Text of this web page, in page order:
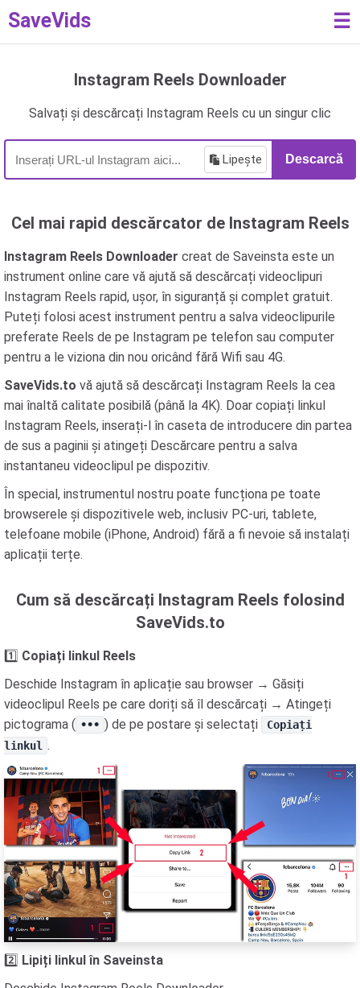
SaveVids ☰
Instagram Reels Downloader
Salvați și descărcați Instagram Reels cu un singur clic
Lipește Descarcă
Cel mai rapid descărcator de Instagram Reels
Instagram Reels Downloader creat de Saveinsta este un
instrument online care vă ajută să descărcați videoclipuri
Instagram Reels rapid, ușor, în siguranță și complet gratuit.
Puteți folosi acest instrument pentru a salva videoclipurile
preferate Reels de pe Instagram pe telefon sau computer
pentru a le viziona din nou oricând fără Wifi sau 4G.
SaveVids.to vă ajută să descărcați Instagram Reels la cea
mai înaltă calitate posibilă (până la 4K). Doar copiați linkul
Instagram Reels, inserați-l în caseta de introducere din partea
de sus a paginii și atingeți Descărcare pentru a salva
instantaneu videoclipul pe dispozitiv.
În special, instrumentul nostru poate funcționa pe toate
browserele și dispozitivele web, inclusiv PC-uri, tablete,
telefoane mobile (iPhone, Android) fără a fi nevoie să instalați
aplicații terțe.
Cum să descărcați Instagram Reels folosind
SaveVids.to
1️⃣ Copiați linkul Reels
Deschide Instagram în aplicație sau browser → Găsiți
videoclipul Reels pe care doriți să îl descărcați → Atingeți
pictograma ( ••• ) de pe postare și selectați
Copiați
linkul .
2️⃣ Lipiți linkul în Saveinsta